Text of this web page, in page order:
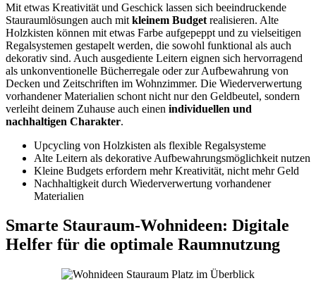
Mit etwas Kreativität und Geschick lassen sich beeindruckende
Stauraumlösungen auch mit kleinem Budget realisieren. Alte
Holzkisten können mit etwas Farbe aufgepeppt und zu vielseitigen
Regalsystemen gestapelt werden, die sowohl funktional als auch
dekorativ sind. Auch ausgediente Leitern eignen sich hervorragend
als unkonventionelle Bücherregale oder zur Aufbewahrung von
Decken und Zeitschriften im Wohnzimmer. Die Wiederverwertung
vorhandener Materialien schont nicht nur den Geldbeutel, sondern
verleiht deinem Zuhause auch einen individuellen und
nachhaltigen Charakter.
Upcycling von Holzkisten als flexible Regalsysteme
Alte Leitern als dekorative Aufbewahrungsmöglichkeit nutzen
Kleine Budgets erfordern mehr Kreativität, nicht mehr Geld
Nachhaltigkeit durch Wiederverwertung vorhandener
Materialien
Smarte Stauraum-Wohnideen: Digitale
Helfer für die optimale Raumnutzung